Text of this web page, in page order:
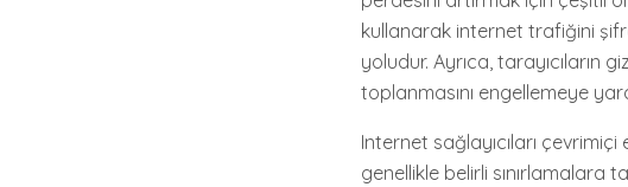
kullanarak internet trafiğini
yoludur. Ayrıca, tarayıcıların
toplanmasını engellemeye
Internet sağlayıcıları
genellikle belirli sınırlamalara